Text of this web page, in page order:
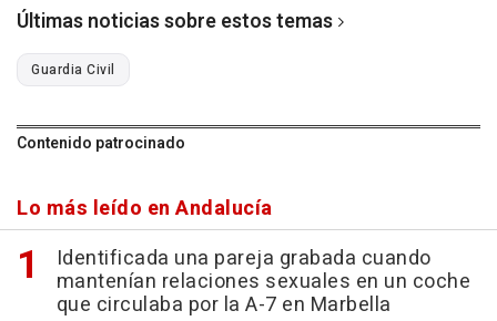
Últimas noticias sobre estos temas
Guardia Civil
Contenido patrocinado
Lo más leído en Andalucía
Identificada una pareja grabada cuando
mantenían relaciones sexuales en un coche
que circulaba por la A-7 en Marbella